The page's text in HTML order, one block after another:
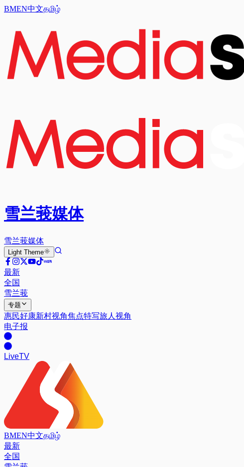
BMEN中文தமிழ்
雪兰莪媒体
雪兰莪媒体
Light Theme
最新
全国
雪兰莪
专题
惠民好康新村视角焦点特写旅人视角
电子报
LiveTV
BMEN中文தமிழ்
最新
全国